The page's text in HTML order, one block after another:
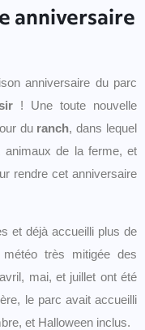
anniversaire
anniversaire du parc
! Une toute nouvelle
du ranch, dans lequel
de la ferme, et
rendre cet anniversaire
et déjà accueilli plus de
très mitigée des
mai, et juillet ont été
le parc avait accueilli
et Halloween inclus.